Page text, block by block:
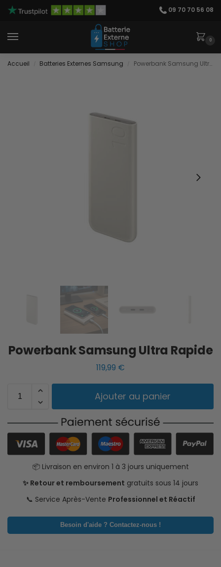
09 70 70 56 08
0
Accueil Batteries Externes Samsung Powerbank Samsung Ultra Rapide
Powerbank Samsung Ultra Rapide
119,99 €
Ajouter au panier
📦 Livraison en environ 1 à 3 jours uniquement
✨ Retour et remboursement gratuits sous 14 jours
📞 Service Après-Vente Professionnel et Réactif
Besoin d'aide ? Contactez-nous !